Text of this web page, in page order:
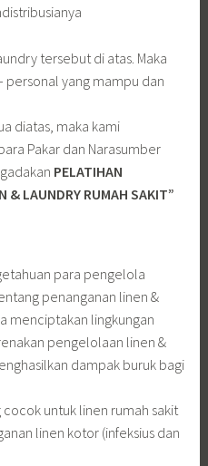
tersebut di atas. Maka
personal yang mampu dan
diatas, maka kami
Pakar dan Narasumber
PELATIHAN
& LAUNDRY RUMAH SAKIT”
para pengelola
penanganan linen &
menciptakan lingkungan
pengelolaan linen &
dampak buruk bagi
untuk linen rumah sakit
linen kotor (infeksius dan